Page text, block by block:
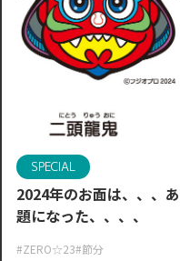
GOURMET
【お肉を
局何が効
せセットも
TRIP
【写真付
段数や所
山形のお
SPECIAL
2024年のお面は、、、
題になった、、、、
#ZERO☆23#節分